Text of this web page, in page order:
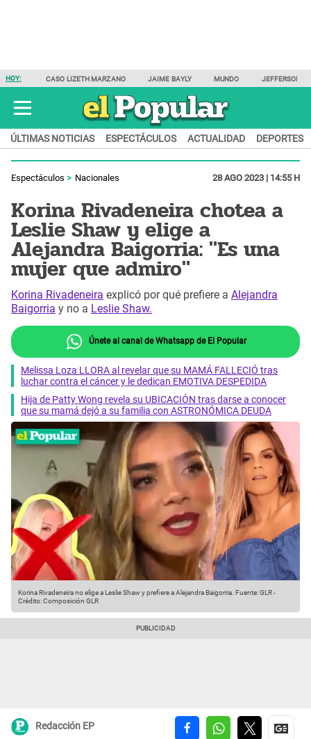
HOY: CASO LIZETH MARZANO JAIME BAYLY MUNDO JEFFERSON
ÚLTIMAS NOTICIAS ESPECTÁCULOS ACTUALIDAD DEPORTES
Espectáculos Nacionales 28 AGO 2023 | 14:55 H
Korina Rivadeneira chotea a
Leslie Shaw y elige a
Alejandra Baigorria: "Es una
mujer que admiro"
Korina Rivadeneira explicó por qué prefiere a Alejandra
Baigorria y no a Leslie Shaw.
Únete al canal de Whatsapp de El Popular
Melissa Loza LLORA al revelar que su MAMÁ FALLECIÓ tras
luchar contra el cáncer y le dedican EMOTIVA DESPEDIDA
Hija de Patty Wong revela su UBICACIÓN tras darse a conocer
que su mamá dejó a su familia con ASTRONÓMICA DEUDA
Korina Rivadeneira no elige a Leslie Shaw y prefiere a Alejandra Baigorria. Fuente: GLR-
Crédito: Composición GLR
Redacción EP